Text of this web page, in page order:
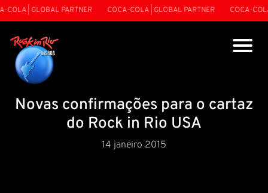
| GLOBAL PARTNER COCA-COLA | GLOBAL PARTNER COCA-
Novas confirmações para o cartaz
do Rock in Rio USA
14 janeiro 2015